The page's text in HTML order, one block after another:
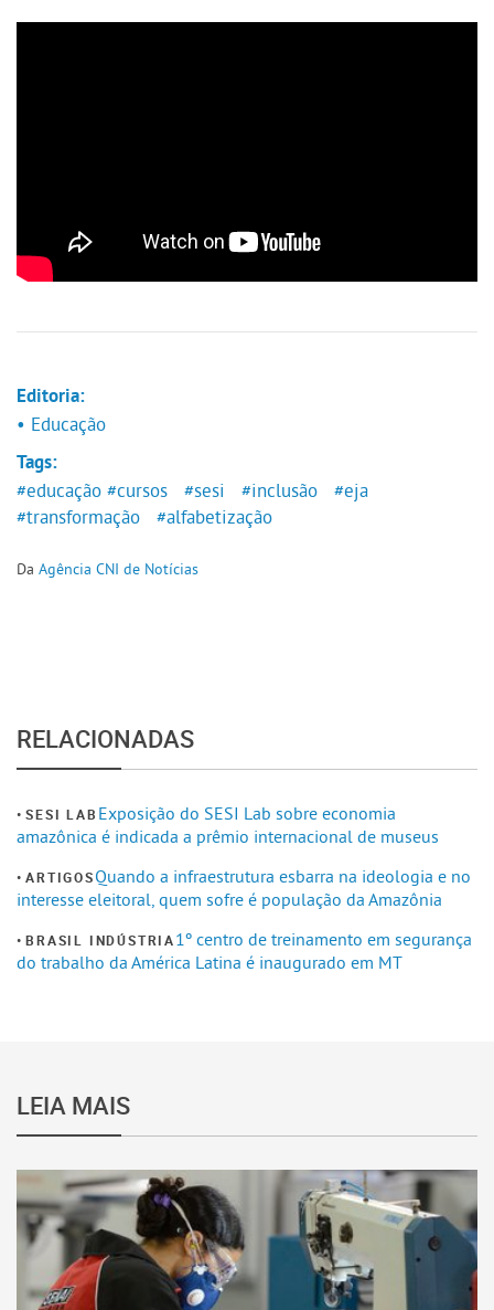
Editoria:
• Educação
Tags:
#educação #cursos #sesi #inclusão
#eja
#transformação
#alfabetização
Da Agência CNI de Notícias
RELACIONADAS
SESI LAB Exposição do SESI Lab sobre economia
amazônica é indicada a prêmio internacional de museus
ARTIGOSQuando a infraestrutura esbarra na ideologia e no
interesse eleitoral, quem sofre é população da Amazônia
BRASIL INDÚSTRIA1º centro de treinamento em segurança
do trabalho da América Latina é inaugurado em MT
LEIA MAIS